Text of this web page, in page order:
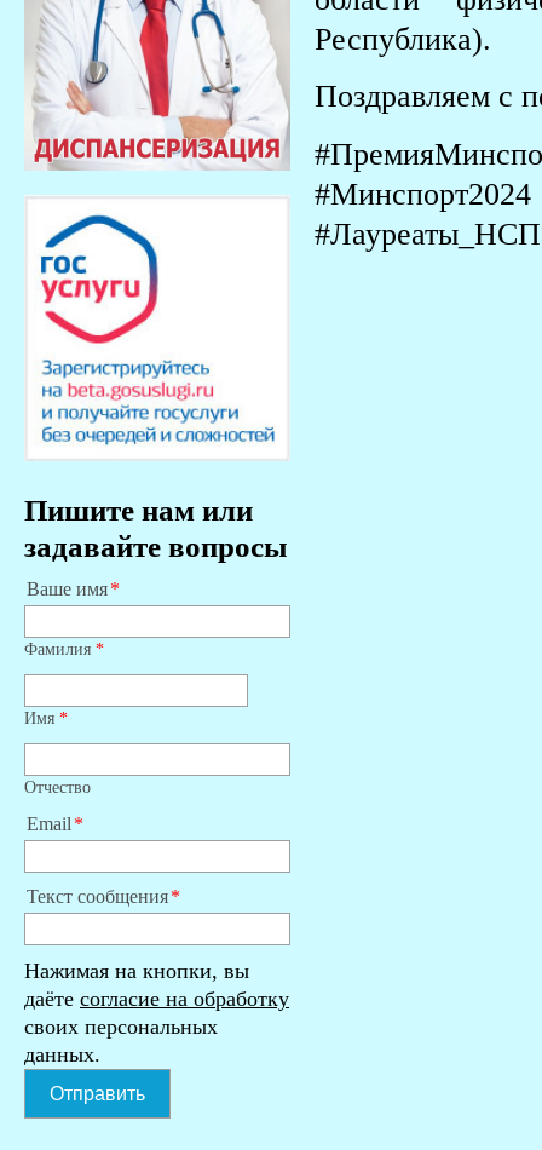
Пишите нам или
задавайте вопросы
Ваше имя
Фамилия *
Имя *
Отчество
Email
Текст сообщения
Нажимая на кнопки, вы
даёте согласие на обработку
своих персональных
данных.
Отправить
Республика).
Поздравляем с